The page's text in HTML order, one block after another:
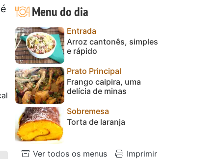
Menu do dia
Entrada
Arroz cantonês, simples
e rápido
Prato Principal
Frango caipira, uma
delícia de minas
Sobremesa
Torta de laranja
Ver todos os menus Imprimir